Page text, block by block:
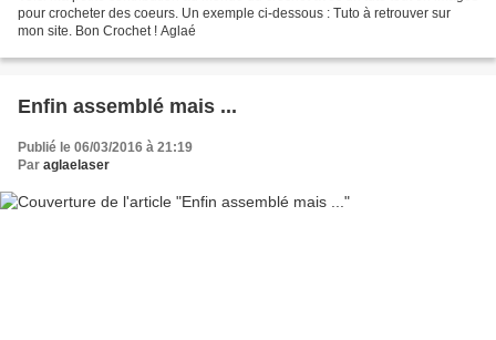
pour crocheter des coeurs. Un exemple ci-dessous : Tuto à retrouver sur
mon site. Bon Crochet ! Aglaé
Enfin assemblé mais ...
Publié le 06/03/2016 à 21:19
Par aglaelaser